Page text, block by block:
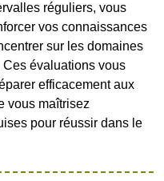
réguliers, vous
vos connaissances
sur les domaines
évaluations vous
efficacement aux
vous maîtrisez
pour réussir dans le